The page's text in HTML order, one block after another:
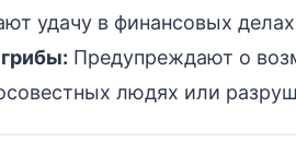
удачу в финансовых
Предупреждают о
людях или